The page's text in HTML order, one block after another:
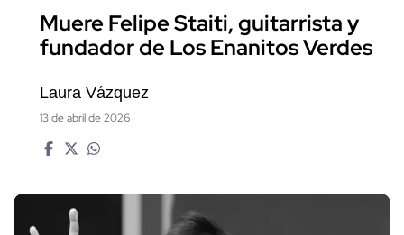
Muere Felipe Staiti, guitarrista y
fundador de Los Enanitos Verdes
Laura Vázquez
13 de abril de 2026